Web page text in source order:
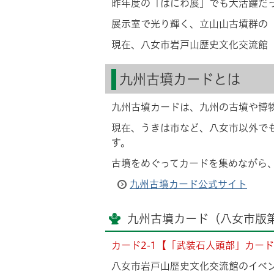
昨年度の「はにわ展」でも大活躍だ
展示室で光り輝く、立山山古墳群の
現在、八女市岩戸山歴史文化交流館
九州古墳カードとは
九州古墳カードは、九州の古墳や博
現在、うきは市など、八女市以外で
す。
古墳をめぐってカードを集めながら
九州古墳カード公式サイト
九州古墳カード（八女市版
カード2-1【「武装石人頭部」カー
八女市岩戸山歴史文化交流館のイベ